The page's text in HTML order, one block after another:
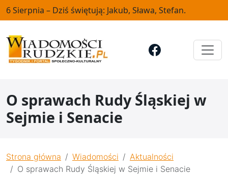
6 Sierpnia – Dziś świętują: Jakub, Sława, Stefan.
O sprawach Rudy Śląskiej w
Sejmie i Senacie
Strona główna Wiadomości
Aktualności
O sprawach Rudy Śląskiej w Sejmie i Senacie